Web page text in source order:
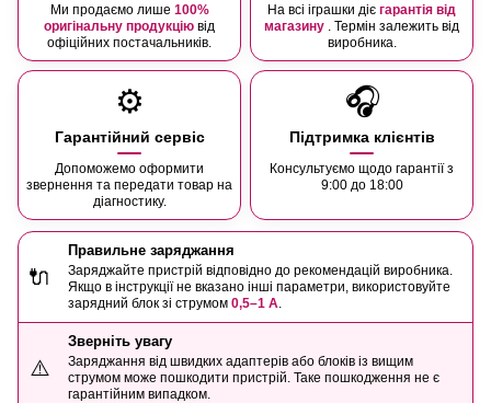
Ми продаємо лише 100%
оригінальну продукцію від
офіційних постачальників.
На всі іграшки діє гарантія від
магазину . Термін залежить від
виробника.
⚙️
Гарантійний сервіс
Допоможемо оформити
звернення та передати товар на
діагностику.
🎧
Підтримка клієнтів
Консультуємо щодо гарантії з
9:00 до 18:00
🔌
Правильне заряджання
Заряджайте пристрій відповідно до рекомендацій виробника.
Якщо в інструкції не вказано інші параметри, використовуйте
зарядний блок зі струмом 0,5–1 А.
⚠️
Зверніть увагу
Заряджання від швидких адаптерів або блоків із вищим
струмом може пошкодити пристрій. Таке пошкодження не є
гарантійним випадком.